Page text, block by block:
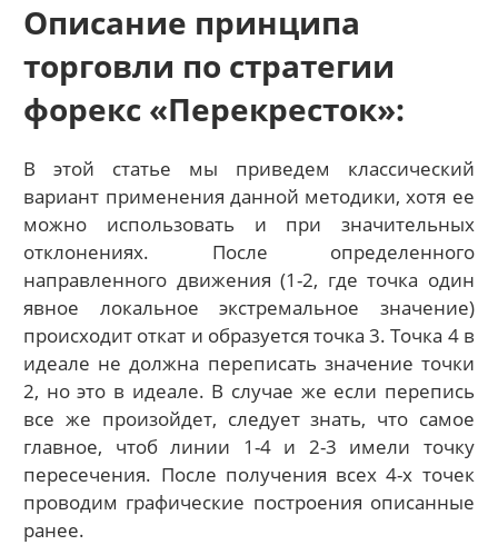
Описание принципа
торговли по стратегии
форекс «Перекресток»:
В этой статье мы приведем классический
вариант применения данной методики, хотя ее
можно использовать и при значительных
отклонениях. После определенного
направленного движения (1-2, где точка один
явное локальное экстремальное значение)
происходит откат и образуется точка 3. Точка 4 в
идеале не должна переписать значение точки
2, но это в идеале. В случае же если перепись
все же произойдет, следует знать, что самое
главное, чтоб линии 1-4 и 2-3 имели точку
пересечения. После получения всех 4-х точек
проводим графические построения описанные
ранее.